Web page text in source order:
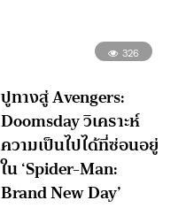
326
ปูทางสู่ Avengers:
Doomsday วิเคราะห์
ความเป็นไปได้ที่ซ่อนอยู่
ใน ‘Spider-Man:
Brand New Day’